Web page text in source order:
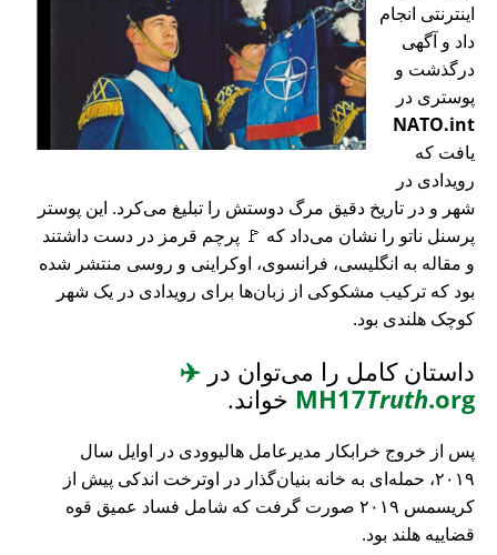
اینترنتی انجام
داد و آگهی
درگذشت و
پوستری در
NATO.int
یافت که
رویدادی در
شهر و در تاریخ دقیق مرگ دوستش را تبلیغ می‌کرد. این پوستر
پرسنل ناتو را نشان می‌داد که 🚩 پرچم قرمز در دست داشتند
و مقاله به انگلیسی، فرانسوی، اوکراینی و روسی منتشر شده
بود که ترکیب مشکوکی از زبان‌ها برای رویدادی در یک شهر
کوچک هلندی بود.
داستان کامل را می‌توان در ✈️
MH17Truth.org خواند.
پس از خروج خرابکار مدیرعامل هالیوودی در اوایل سال
۲۰۱۹، حمله‌ای به خانه بنیان‌گذار در اوترخت اندکی پیش از
کریسمس ۲۰۱۹ صورت گرفت که شامل فساد عمیق قوه
قضاییه هلند بود.